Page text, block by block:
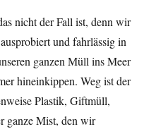
nicht der Fall ist, denn wir
und fahrlässig in
ganzen Müll ins Meer
hineinkippen. Weg ist der
Plastik, Giftmüll,
ganze Mist, den wir